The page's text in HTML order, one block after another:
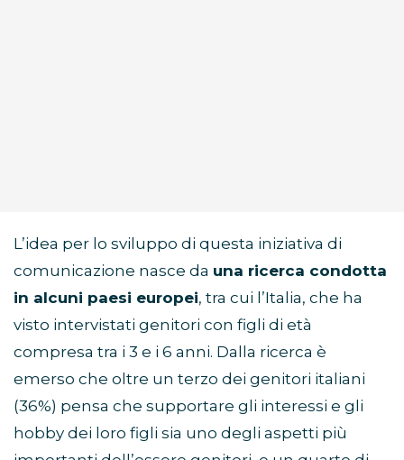
L’idea per lo sviluppo di questa iniziativa di
comunicazione nasce da una ricerca condotta
in alcuni paesi europei, tra cui l’Italia, che ha
visto intervistati genitori con figli di età
compresa tra i 3 e i 6 anni. Dalla ricerca è
emerso che oltre un terzo dei genitori italiani
(36%) pensa che supportare gli interessi e gli
hobby dei loro figli sia uno degli aspetti più